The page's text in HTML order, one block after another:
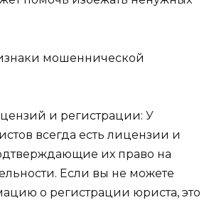
мошеннической
и регистрации: У
всегда есть лицензии и
их право на
Если вы не можете
о регистрации юриста, это